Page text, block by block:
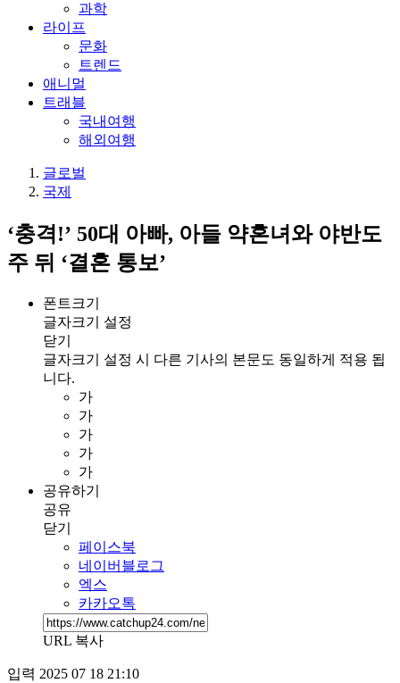
과학
라이프
문화
트렌드
애니멀
트래블
국내여행
해외여행
글로벌
국제
‘충격!’ 50대 아빠, 아들 약혼녀와 야반도
주 뒤 ‘결혼 통보’
폰트크기
글자크기 설정
닫기
글자크기 설정 시 다른 기사의 본문도 동일하게 적용 됩
니다.
가
가
가
가
가
공유하기
공유
닫기
페이스북
네이버블로그
엑스
카카오톡
URL 복사
입력 2025 07 18 21:10